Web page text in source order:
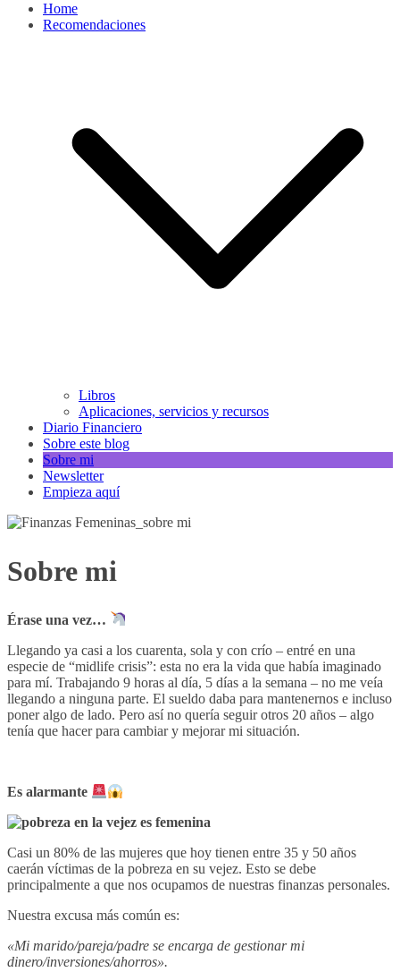
Home
Recomendaciones
Libros
Aplicaciones, servicios y recursos
Diario Financiero
Sobre este blog
Sobre mi
Newsletter
Empieza aquí
Sobre mi
Érase una vez…
Llegando ya casi a los cuarenta, sola y con crío – entré en una
especie de “midlife crisis”: esta no era la vida que había imaginado
para mí. Trabajando 9 horas al día, 5 días a la semana – no me veía
llegando a ninguna parte. El sueldo daba para mantenernos e incluso
poner algo de lado. Pero así no quería seguir otros 20 años – algo
tenía que hacer para cambiar y mejorar mi situación.
Es alarmante
Casi un 80% de las mujeres que hoy tienen entre 35 y 50 años
caerán víctimas de la pobreza en su vejez. Esto se debe
principalmente a que nos ocupamos de nuestras finanzas personales.
Nuestra excusa más común es:
«Mi marido/pareja/padre se encarga de gestionar mi
dinero/inversiones/ahorros».